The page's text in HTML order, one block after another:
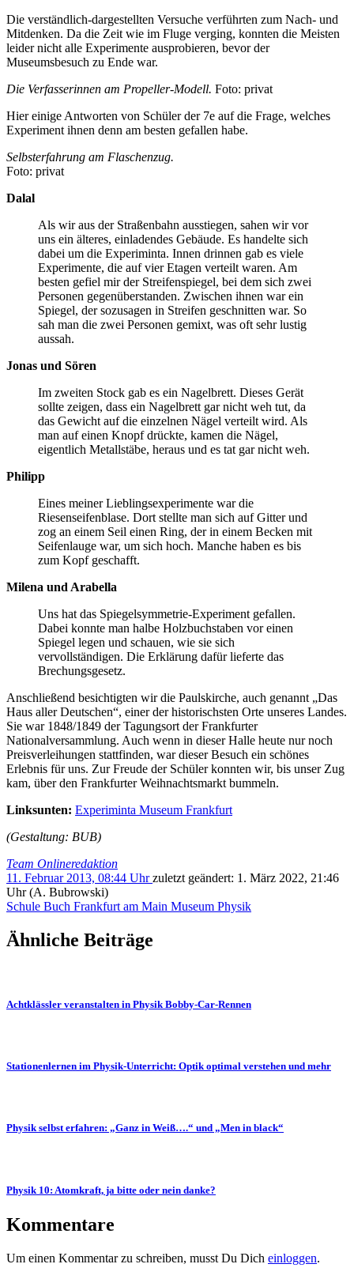
Die verständlich-dargestellten Versuche verführten zum Nach- und
Mitdenken. Da die Zeit wie im Fluge verging, konnten die Meisten
leider nicht alle Experimente ausprobieren, bevor der
Museumsbesuch zu Ende war.
Die Verfasserinnen am Propeller-Modell. Foto: privat
Hier einige Antworten von Schüler der 7e auf die Frage, welches
Experiment ihnen denn am besten gefallen habe.
Selbsterfahrung am Flaschenzug.
Foto: privat
Dalal
Als wir aus der Straßenbahn ausstiegen, sahen wir vor
uns ein älteres, einladendes Gebäude. Es handelte sich
dabei um die Experiminta. Innen drinnen gab es viele
Experimente, die auf vier Etagen verteilt waren. Am
besten gefiel mir der Streifenspiegel, bei dem sich zwei
Personen gegenüberstanden. Zwischen ihnen war ein
Spiegel, der sozusagen in Streifen geschnitten war. So
sah man die zwei Personen gemixt, was oft sehr lustig
aussah.
Jonas und Sören
Im zweiten Stock gab es ein Nagelbrett. Dieses Gerät
sollte zeigen, dass ein Nagelbrett gar nicht weh tut, da
das Gewicht auf die einzelnen Nägel verteilt wird. Als
man auf einen Knopf drückte, kamen die Nägel,
eigentlich Metallstäbe, heraus und es tat gar nicht weh.
Philipp
Eines meiner Lieblingsexperimente war die
Riesenseifenblase. Dort stellte man sich auf Gitter und
zog an einem Seil einen Ring, der in einem Becken mit
Seifenlauge war, um sich hoch. Manche haben es bis
zum Kopf geschafft.
Milena und Arabella
Uns hat das Spiegelsymmetrie-Experiment gefallen.
Dabei konnte man halbe Holzbuchstaben vor einen
Spiegel legen und schauen, wie sie sich
vervollständigen. Die Erklärung dafür lieferte das
Brechungsgesetz.
Anschließend besichtigten wir die Paulskirche, auch genannt „Das
Haus aller Deutschen“, einer der historischsten Orte unseres Landes.
Sie war 1848/1849 der Tagungsort der Frankfurter
Nationalversammlung. Auch wenn in dieser Halle heute nur noch
Preisverleihungen stattfinden, war dieser Besuch ein schönes
Erlebnis für uns. Zur Freude der Schüler konnten wir, bis unser Zug
kam, über den Frankfurter Weihnachtsmarkt bummeln.
Linksunten: Experiminta Museum Frankfurt
(Gestaltung: BUB)
Team Onlineredaktion
11. Februar 2013, 08:44 Uhrzuletzt geändert: 1. März 2022, 21:46
Uhr(A. Bubrowski)
Schule Buch Frankfurt am Main Museum Physik
Ähnliche Beiträge
Achtklässler veranstalten in Physik Bobby-Car-Rennen
Stationenlernen im Physik-Unterricht: Optik optimal verstehen und mehr
Physik selbst erfahren: „Ganz in Weiß….“ und „Men in black“
Physik 10: Atomkraft, ja bitte oder nein danke?
Kommentare
Um einen Kommentar zu schreiben, musst Du Dich einloggen.